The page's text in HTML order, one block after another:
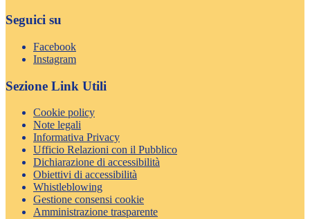
Seguici su
Facebook
Instagram
Sezione Link Utili
Cookie policy
Note legali
Informativa Privacy
Ufficio Relazioni con il Pubblico
Dichiarazione di accessibilità
Obiettivi di accessibilità
Whistleblowing
Gestione consensi cookie
Amministrazione trasparente